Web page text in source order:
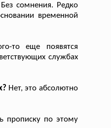
Без сомнения. Редко
временной
то еще появятся
службах
Нет, это абсолютно
прописку по этому